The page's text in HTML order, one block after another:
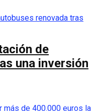
de
una inversión